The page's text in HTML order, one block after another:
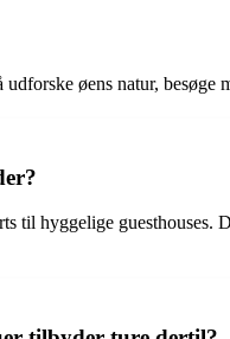
øens natur, besøge
til hyggelige